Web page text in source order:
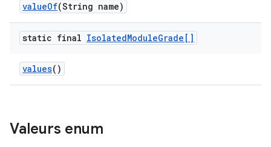
valueOf(String name)
static final IsolatedModuleGrade[]
values()
Valeurs enum